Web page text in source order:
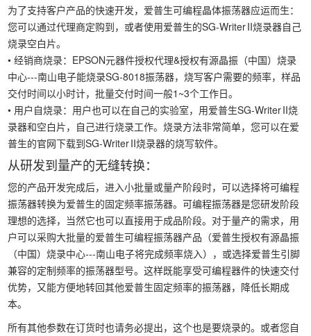
为了支持客户产品的快速开发，爱普生可编程晶体振荡器应运而生：
您可以通过代理商定购到，或者使用爱普生的SG-Writer II烧录器自己
烧录空白片。
• 经销商烧录：EPSON元器件授权代理&授权有源晶振（中国）烧录
中心---南山电子能烧录SG-8018振荡器，烧写客户需要的频率，样品
交付时间以小时计，批量交付时间一般1~3个工作日。
• 用户自烧录：用户也可以在自己的实验室，用爱普生SG-Writer II烧
录器和空白片，自己进行烧录工作。烧录方法非常简单，您可以在爱
普生的官网下载到SG-Writer II烧录器的烧写软件。
从研发到量产的无缝转换：
您的产品开发完成后，进入小批量或量产阶段时，可以选择将可编程
振荡器转换为爱普生的固定频率振荡器。可编程振荡器是您研发阶段
理想的选择，当然它也可以直接用于成品阶段。对于量产的需求，用
户可以采购大批量的爱普生可编程振荡器产品（爱普生授权有源晶振
（中国）烧录中心---南山电子将完成频率烧入），或选择爱普生引脚
兼容的定制频率的振荡器型号。这样既能享受可编程器件的快速交付
优势，又能方便地转回其他爱普生固定频率的振荡器，降低长期成
本。
所有其他参数在订货时也请务必提出，这个也是要烧录的。或者您自